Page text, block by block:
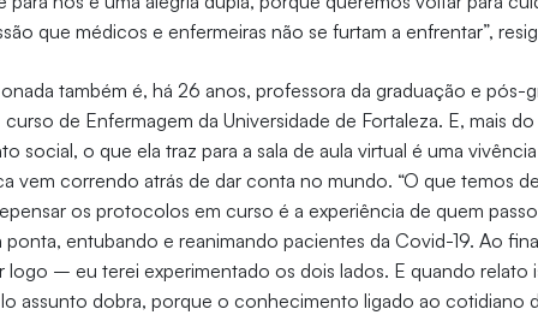
que médicos e enfermeiras não se furtam a enfrentar”,
também é, há 26 anos, professora da graduação e pós-
de Enfermagem da Universidade de Fortaleza. E, mais
social, o que ela traz para a sala de aula virtual é uma
vem correndo atrás de dar conta no mundo. “O que temos
os protocolos em curso é a experiência de quem
ponta, entubando e reanimando pacientes da Covid-19. Ao
logo – eu terei experimentado os dois lados. E quando relato
assunto dobra, porque o conhecimento ligado ao cotidiano